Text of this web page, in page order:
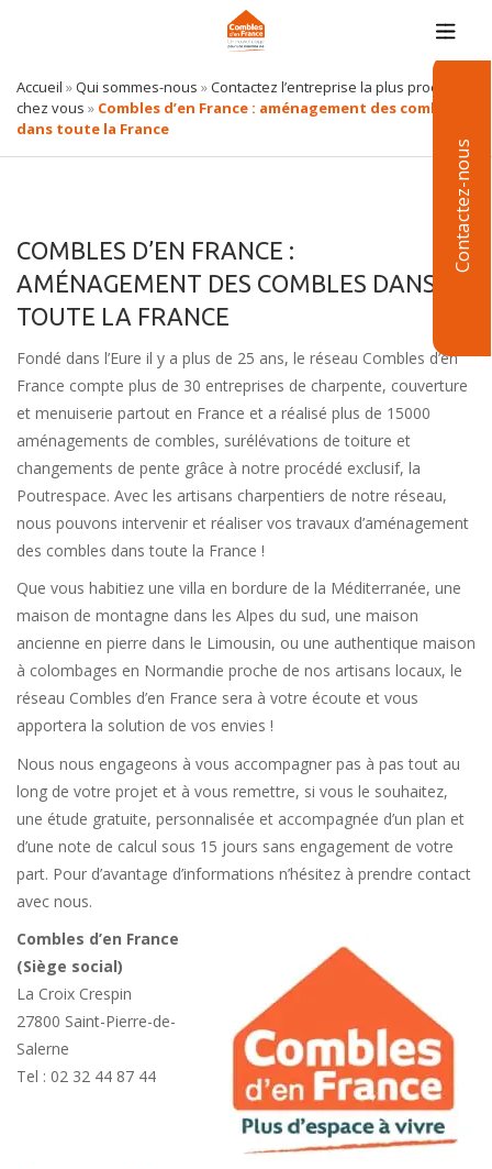
Contactez-nous
Accueil »Qui sommes-nous »Contactez l’entreprise la plus proche de
chez vous » Combles d’en France : aménagement des combles
dans toute la France
COMBLES D’EN FRANCE :
AMÉNAGEMENT DES COMBLES DANS
TOUTE LA FRANCE
Fondé dans l’Eure il y a plus de 25 ans, le réseau Combles d’en
France compte plus de 30 entreprises de charpente, couverture
et menuiserie partout en France et a réalisé plus de 15000
aménagements de combles, surélévations de toiture et
changements de pente grâce à notre procédé exclusif, la
Poutrespace. Avec les artisans charpentiers de notre réseau,
nous pouvons intervenir et réaliser vos travaux d’aménagement
des combles dans toute la France !
Que vous habitiez une villa en bordure de la Méditerranée, une
maison de montagne dans les Alpes du sud, une maison
ancienne en pierre dans le Limousin, ou une authentique maison
à colombages en Normandie proche de nos artisans locaux, le
réseau Combles d’en France sera à votre écoute et vous
apportera la solution de vos envies !
Nous nous engageons à vous accompagner pas à pas tout au
long de votre projet et à vous remettre, si vous le souhaitez,
une étude gratuite, personnalisée et accompagnée d’un plan et
d’une note de calcul sous 15 jours sans engagement de votre
part. Pour d’avantage d’informations n’hésitez à prendre contact
avec nous.
Combles d’en France
(Siège social)
La Croix Crespin
27800 Saint-Pierre-de-
Salerne
Tel : 02 32 44 87 44